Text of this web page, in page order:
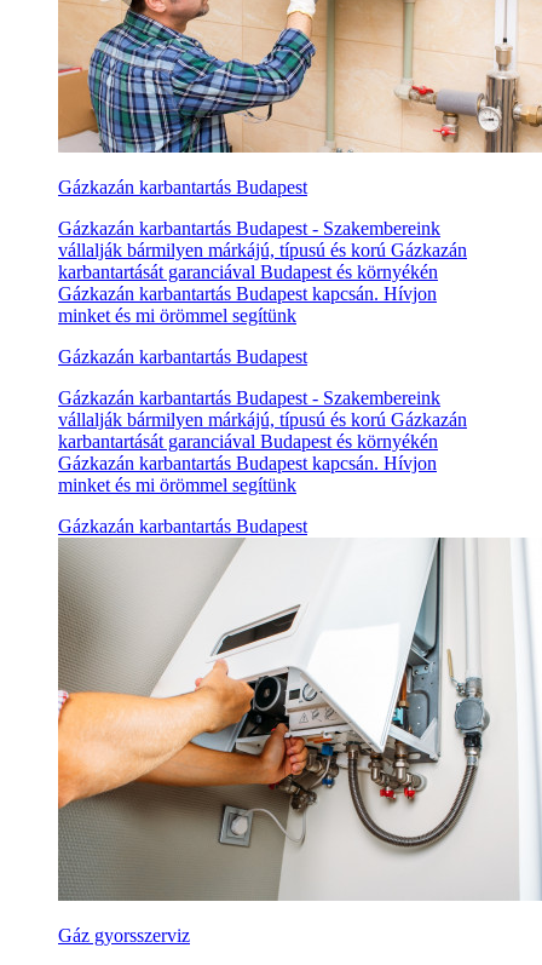
Gázkazán karbantartás Budapest
Gázkazán karbantartás Budapest - Szakembereink
vállalják bármilyen márkájú, típusú és korú Gázkazán
karbantartását garanciával Budapest és környékén
Gázkazán karbantartás Budapest kapcsán. Hívjon
minket és mi örömmel segítünk
Gázkazán karbantartás Budapest
Gázkazán karbantartás Budapest - Szakembereink
vállalják bármilyen márkájú, típusú és korú Gázkazán
karbantartását garanciával Budapest és környékén
Gázkazán karbantartás Budapest kapcsán. Hívjon
minket és mi örömmel segítünk
Gázkazán karbantartás Budapest
Gáz gyorsszerviz